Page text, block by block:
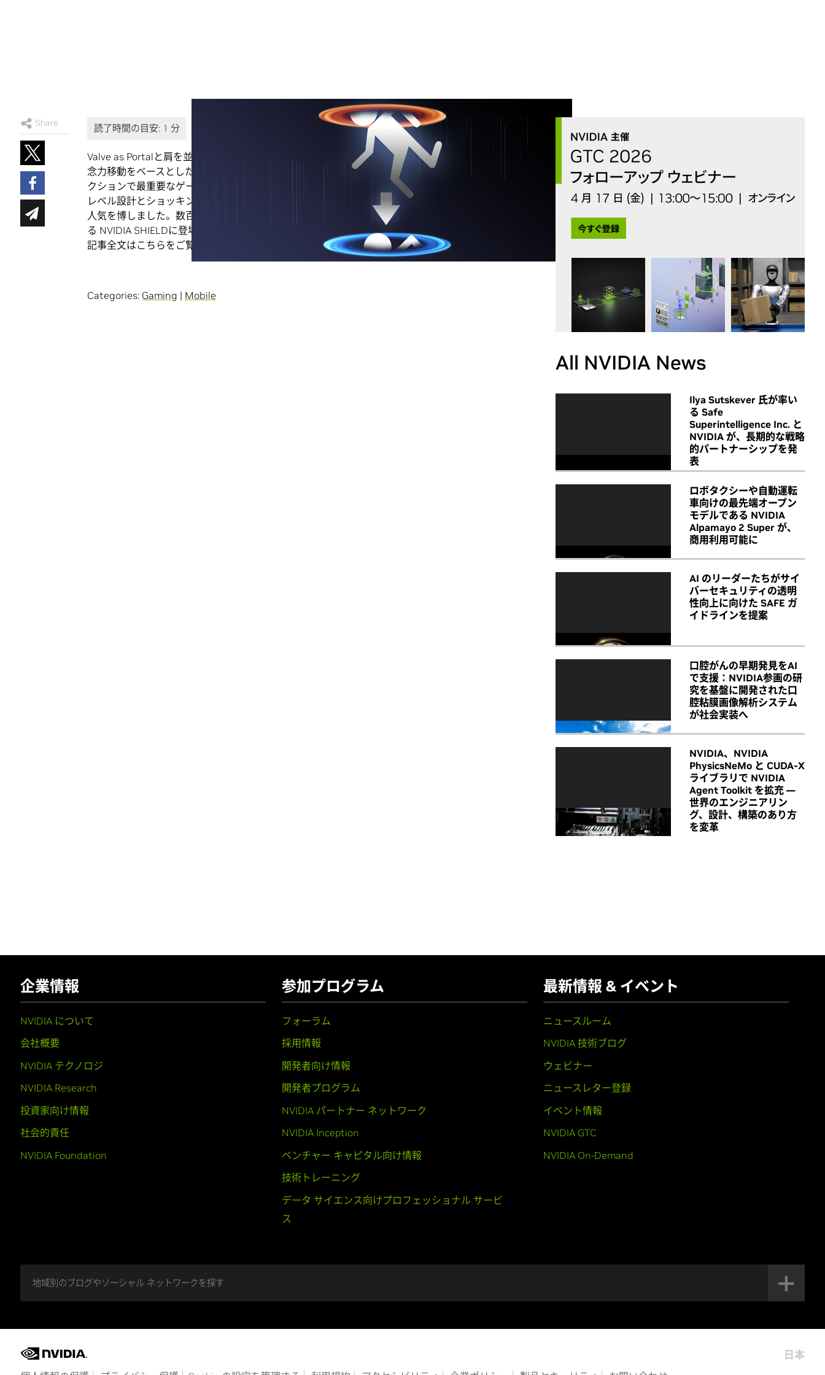
Share
Valve as Portalと肩を並べるビデオゲームはほとんどありません。 2007年に戻りますが、目立たない
念力移動をベースとしたファーストパーソン・パズル・シューテーゲームは、 The Orange Box コレ
クションで最重要なゲームとして発表され、す早くスポットライトを浴びました。
レベル設計とショッキングなパズルにより独自の現象となり、ＰＣ向けに発表された作品の中で最も
人気を博しました。数百万の売り上げを達成した後、 このPortal は全く新たなプラットフォームであ
る NVIDIA SHIELDに登場しました。
記事全文はこちらをご覧ください。
Categories: Gaming | Mobile
All NVIDIA News
Ilya Sutskever 氏が率い
る Safe
Superintelligence Inc. と
NVIDIA が、長期的な戦略
的パートナーシップを発
表
ロボタクシーや自動運転
車向けの最先端オープン
モデルである NVIDIA
Alpamayo 2 Super が、
商用利用可能に
AI のリーダーたちがサイ
バーセキュリティの透明
性向上に向けた SAFE ガ
イドラインを提案
口腔がんの早期発見をAI
で支援：NVIDIA参画の研
究を基盤に開発された口
腔粘膜画像解析システム
が社会実装へ
NVIDIA、NVIDIA
PhysicsNeMo と CUDA-X
ライブラリで NVIDIA
Agent Toolkit を拡充 ―
世界のエンジニアリン
グ、設計、構築のあり方
を変革
企業情報
NVIDIA について
会社概要
NVIDIA テクノロジ
NVIDIA Research
投資家向け情報
社会的責任
NVIDIA Foundation
参加プログラム
フォーラム
採用情報
開発者向け情報
開発者プログラム
NVIDIA パートナー ネットワーク
NVIDIA Inception
ベンチャー キャピタル向け情報
技術トレーニング
データ サイエンス向けプロフェッショナル サービ
ス
最新情報 & イベント
ニュースルーム
NVIDIA 技術ブログ
ウェビナー
ニュースレター登録
イベント情報
NVIDIA GTC
NVIDIA On-Demand
地域別のブログやソーシャル ネットワークを探す
日本